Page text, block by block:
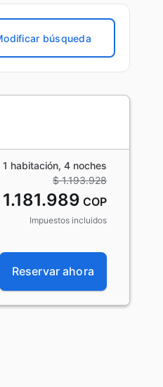
búsqueda
1 habitación, 4 noches
$ 1.193.928
COP
Impuestos incluidos
Reservar ahora